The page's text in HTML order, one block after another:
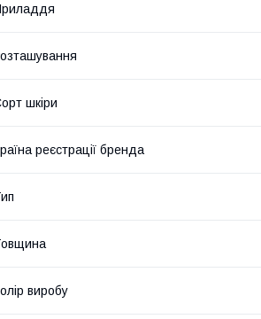
шкіри
реєстрації бренда
виробу